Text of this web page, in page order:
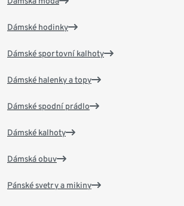
Dámské hodinky
Dámské sportovní kalhoty
Dámské halenky a topy
Dámské spodní prádlo
Dámské kalhoty
Dámská obuv
Pánské svetry a mikiny